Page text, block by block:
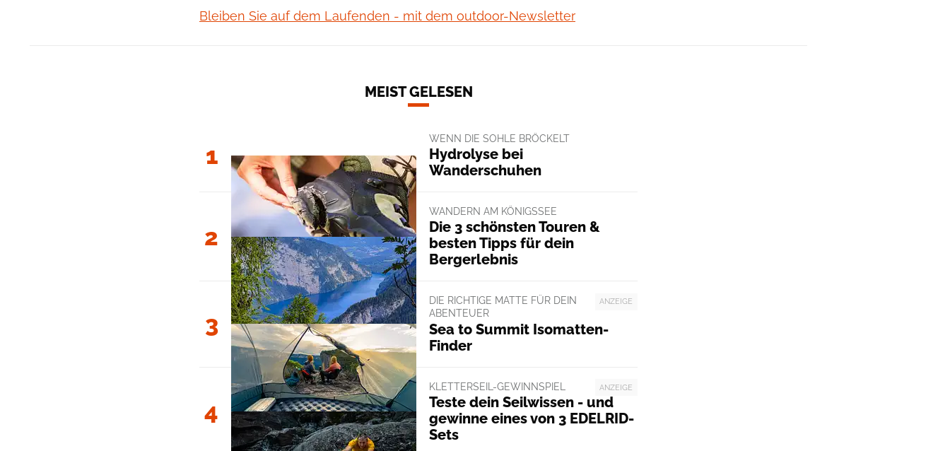
Bleiben Sie auf dem Laufenden - mit dem outdoor-Newsletter
MEIST GELESEN
1
WENN DIE SOHLE BRÖCKELT
Hydrolyse bei
Wanderschuhen
2
WANDERN AM KÖNIGSSEE
Die 3 schönsten Touren &
besten Tipps für dein
Bergerlebnis
3
ANZEIGE
DIE RICHTIGE MATTE FÜR DEIN
ABENTEUER
Sea to Summit Isomatten-
Finder
4
ANZEIGE
KLETTERSEIL-GEWINNSPIEL
Teste dein Seilwissen - und
gewinne eines von 3 EDELRID-
Sets